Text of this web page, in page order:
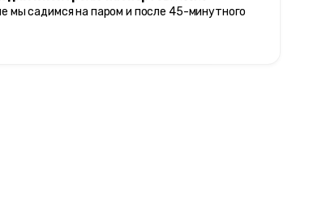
мы садимся на паром и после 45-минутного